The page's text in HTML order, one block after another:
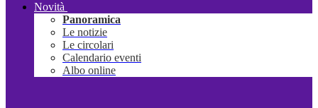
Novità
Panoramica
Le notizie
Le circolari
Calendario eventi
Albo online